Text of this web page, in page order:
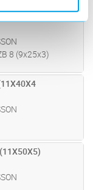
8
8 (9x25x3)